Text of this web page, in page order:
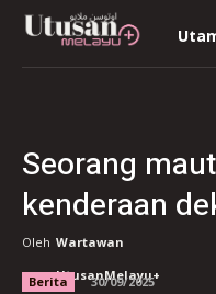
Seorang
kenderaan
Oleh Wartawan
UtusanMelayu+
Berita 30/09/2025